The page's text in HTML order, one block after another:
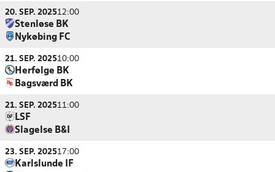
20. SEP. 202512:00
Stenløse BK
Nykøbing FC
21. SEP. 202510:00
Herfølge BK
Bagsværd BK
21. SEP. 202511:00
LSF
Slagelse B&I
23. SEP. 202517:00
Karlslunde IF